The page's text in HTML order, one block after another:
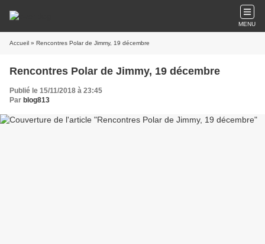
MENU
Accueil » Rencontres Polar de Jimmy, 19 décembre
Rencontres Polar de Jimmy, 19 décembre
Publié le 15/11/2018 à 23:45
Par blog813